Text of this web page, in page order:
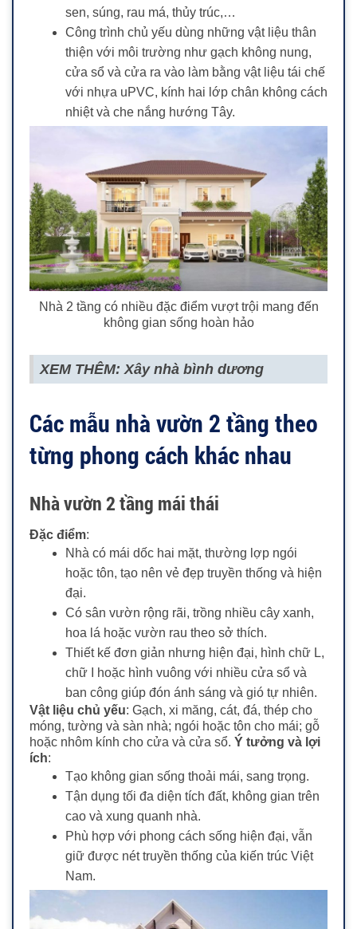
sen, súng, rau má, thủy trúc,…
Công trình chủ yếu dùng những vật liệu thân
thiện với môi trường như gạch không nung,
cửa sổ và cửa ra vào làm bằng vật liệu tái chế
với nhựa uPVC, kính hai lớp chân không cách
nhiệt và che nắng hướng Tây.
Nhà 2 tầng có nhiều đặc điểm vượt trội mang đến
không gian sống hoàn hảo
XEM THÊM: Xây nhà bình dương
Các mẫu nhà vườn 2 tầng theo
từng phong cách khác nhau
Nhà vườn 2 tầng mái thái
Đặc điểm:
Nhà có mái dốc hai mặt, thường lợp ngói
hoặc tôn, tạo nên vẻ đẹp truyền thống và hiện
đại.
Có sân vườn rộng rãi, trồng nhiều cây xanh,
hoa lá hoặc vườn rau theo sở thích.
Thiết kế đơn giản nhưng hiện đại, hình chữ L,
chữ I hoặc hình vuông với nhiều cửa sổ và
ban công giúp đón ánh sáng và gió tự nhiên.
Vật liệu chủ yếu: Gạch, xi măng, cát, đá, thép cho
móng, tường và sàn nhà; ngói hoặc tôn cho mái; gỗ
hoặc nhôm kính cho cửa và cửa sổ. Ý tưởng và lợi
ích:
Tạo không gian sống thoải mái, sang trọng.
Tận dụng tối đa diện tích đất, không gian trên
cao và xung quanh nhà.
Phù hợp với phong cách sống hiện đại, vẫn
giữ được nét truyền thống của kiến trúc Việt
Nam.